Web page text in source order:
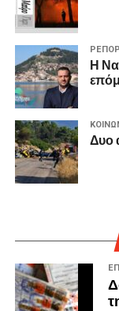
Η
Δυο